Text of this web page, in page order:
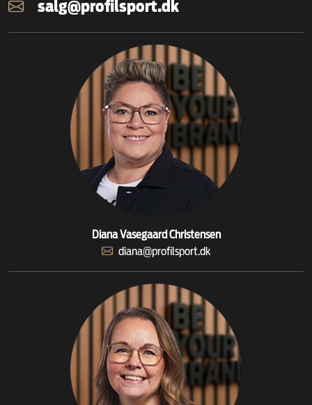
salg@profilsport.dk
Diana Vasegaard Christensen
diana@profilsport.dk